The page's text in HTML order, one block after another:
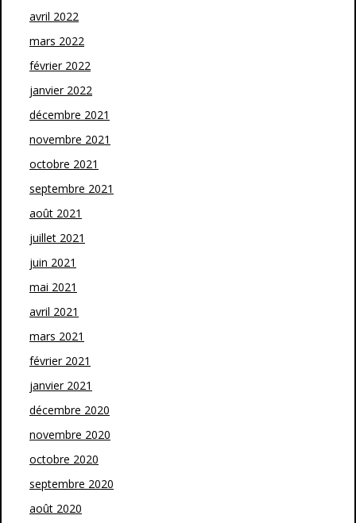
avril 2022
mars 2022
février 2022
janvier 2022
décembre 2021
novembre 2021
octobre 2021
septembre 2021
août 2021
juillet 2021
juin 2021
mai 2021
avril 2021
mars 2021
février 2021
janvier 2021
décembre 2020
novembre 2020
octobre 2020
septembre 2020
août 2020